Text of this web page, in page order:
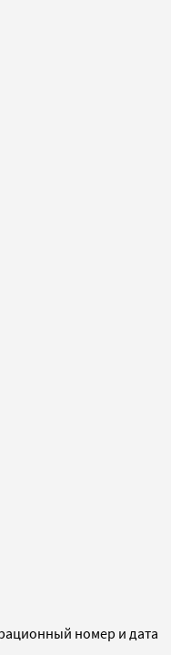
номер и дата